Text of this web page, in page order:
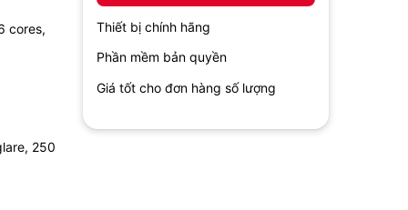
cores,
250
Thiết bị chính hãng
Phần mềm bản quyền
Giá tốt cho đơn hàng số lượng